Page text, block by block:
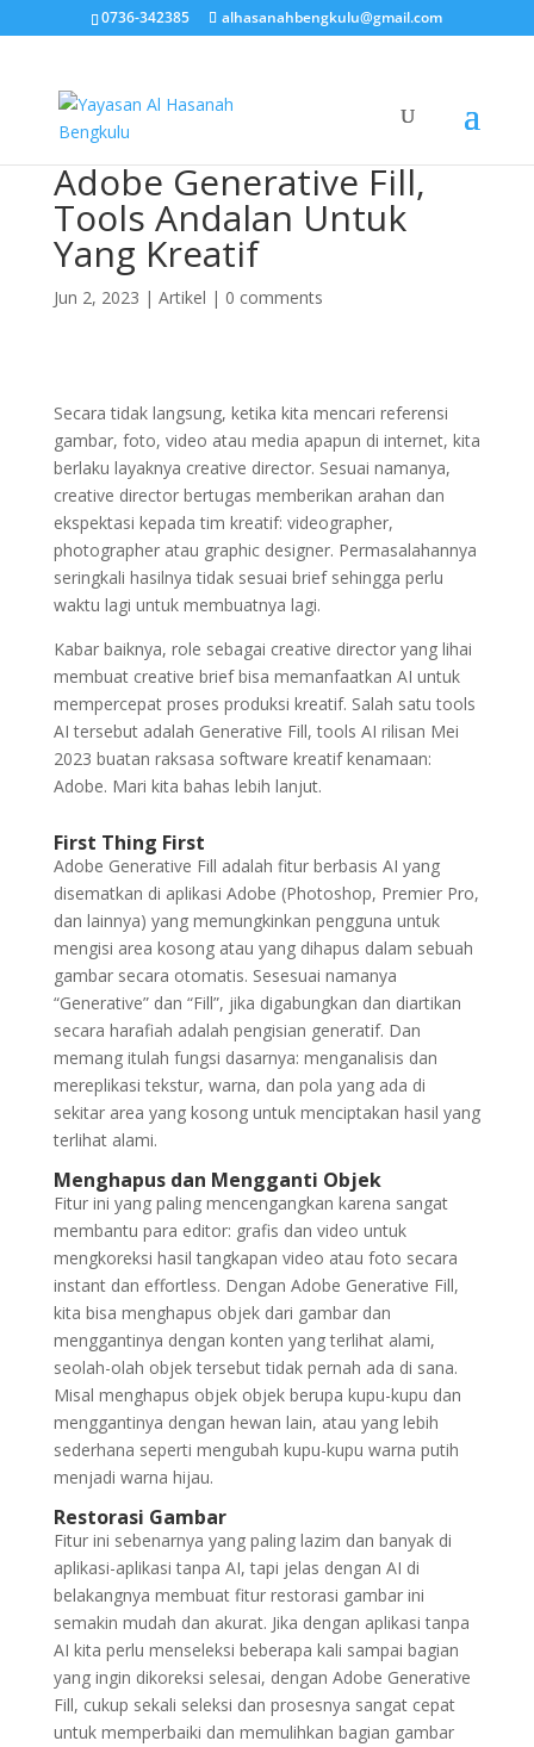
0736-342385 alhasanahbengkulu@gmail.com
Adobe Generative Fill,
Tools Andalan Untuk
Yang Kreatif
Jun 2, 2023 | Artikel | 0 comments
Secara tidak langsung, ketika kita mencari referensi
gambar, foto, video atau media apapun di internet, kita
berlaku layaknya creative director. Sesuai namanya,
creative director bertugas memberikan arahan dan
ekspektasi kepada tim kreatif: videographer,
photographer atau graphic designer. Permasalahannya
seringkali hasilnya tidak sesuai brief sehingga perlu
waktu lagi untuk membuatnya lagi.
Kabar baiknya, role sebagai creative director yang lihai
membuat creative brief bisa memanfaatkan AI untuk
mempercepat proses produksi kreatif. Salah satu tools
AI tersebut adalah Generative Fill, tools AI rilisan Mei
2023 buatan raksasa software kreatif kenamaan:
Adobe. Mari kita bahas lebih lanjut.
First Thing First
Adobe Generative Fill adalah fitur berbasis AI yang
disematkan di aplikasi Adobe (Photoshop, Premier Pro,
dan lainnya) yang memungkinkan pengguna untuk
mengisi area kosong atau yang dihapus dalam sebuah
gambar secara otomatis. Sesesuai namanya
“Generative” dan “Fill”, jika digabungkan dan diartikan
secara harafiah adalah pengisian generatif. Dan
memang itulah fungsi dasarnya: menganalisis dan
mereplikasi tekstur, warna, dan pola yang ada di
sekitar area yang kosong untuk menciptakan hasil yang
terlihat alami.
Menghapus dan Mengganti Objek
Fitur ini yang paling mencengangkan karena sangat
membantu para editor: grafis dan video untuk
mengkoreksi hasil tangkapan video atau foto secara
instant dan effortless. Dengan Adobe Generative Fill,
kita bisa menghapus objek dari gambar dan
menggantinya dengan konten yang terlihat alami,
seolah-olah objek tersebut tidak pernah ada di sana.
Misal menghapus objek objek berupa kupu-kupu dan
menggantinya dengan hewan lain, atau yang lebih
sederhana seperti mengubah kupu-kupu warna putih
menjadi warna hijau.
Restorasi Gambar
Fitur ini sebenarnya yang paling lazim dan banyak di
aplikasi-aplikasi tanpa AI, tapi jelas dengan AI di
belakangnya membuat fitur restorasi gambar ini
semakin mudah dan akurat. Jika dengan aplikasi tanpa
AI kita perlu menseleksi beberapa kali sampai bagian
yang ingin dikoreksi selesai, dengan Adobe Generative
Fill, cukup sekali seleksi dan prosesnya sangat cepat
untuk memperbaiki dan memulihkan bagian gambar